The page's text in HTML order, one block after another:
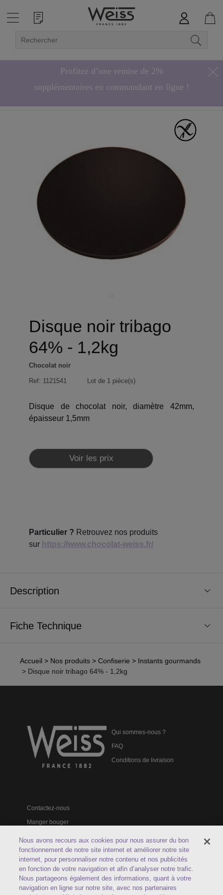
Profitez d’une remise de 2%
supplémentaires en commandant en ligne !
Disque noir tribago
64% - 1,2kg
Chocolat noir
Ref: 1121541 Lot de 1 pièce(s)
Disque de chocolat noir, diamètre 42mm,
épaisseur 1,5mm
Voir les prix
Particulier ? Retrouvez nos produits
sur https://www.chocolat-weiss.fr/
Description
Fiche Technique
Accueil > Nos produits > Confiserie > Instants gourmands
> Disque noir tribago 64% - 1,2kg
Qui sommes-nous ?
FAQ
Conditions de livraison
Contactez-nous
Manger bouger
Service client
Nous avons recours aux cookies pour nous assurer du bon
fonctionnement de notre site internet et améliorer notre site
internet, pour personnaliser notre contenu et nos publicités
en fonction de votre navigation et afin d’analyser notre trafic.
Nous partageons également des informations, quant à votre
navigation en ligne sur notre site, avec nos partenaires